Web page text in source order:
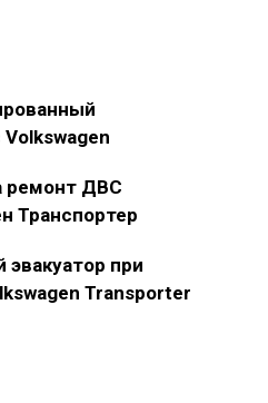
ремонт ДВС
Транспортер
эвакуатор при
Transporter